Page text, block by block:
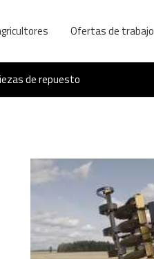
Ofertas de trabajo
de repuesto